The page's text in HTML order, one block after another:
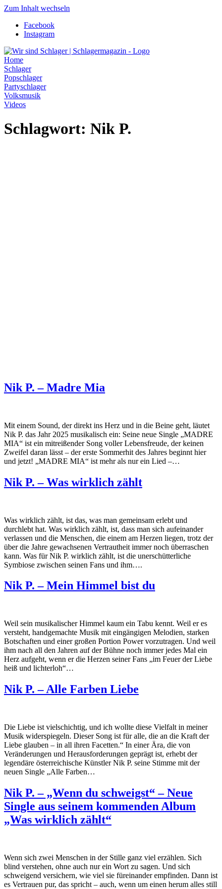
Zum Inhalt wechseln
Facebook
Instagram
Home
Schlager
Popschlager
Partyschlager
Volksmusik
Videos
Schlagwort: Nik P.
Nik P. – Madre Mia
Mit einem Sound, der direkt ins Herz und in die Beine geht, läutet
Nik P. das Jahr 2025 musikalisch ein: Seine neue Single „MADRE
MIA“ ist ein mitreißender Song voller Lebensfreude, der keinen
Zweifel daran lässt – der erste Sommerhit des Jahres beginnt hier
und jetzt! „MADRE MIA“ ist mehr als nur ein Lied –…
Nik P. – Was wirklich zählt
Was wirklich zählt, ist das, was man gemeinsam erlebt und
durchlebt hat. Was wirklich zählt, ist, dass man sich aufeinander
verlassen und die Menschen, die einem am Herzen liegen, trotz der
über die Jahre gewachsenen Vertrautheit immer noch überraschen
kann. Was für Nik P. wirklich zählt, ist die unerschütterliche
Symbiose zwischen seinen Fans und ihm….
Nik P. – Mein Himmel bist du
Weil sein musikalischer Himmel kaum ein Tabu kennt. Weil er es
versteht, handgemachte Musik mit eingängigen Melodien, starken
Botschaften und einer großen Portion Power vorzutragen. Und weil
ihm nach all den Jahren auf der Bühne noch immer jedes Mal ein
Herz aufgeht, wenn er die Herzen seiner Fans „im Feuer der Liebe
heiß und lichterloh“…
Nik P. – Alle Farben Liebe
Die Liebe ist vielschichtig, und ich wollte diese Vielfalt in meiner
Musik widerspiegeln. Dieser Song ist für alle, die an die Kraft der
Liebe glauben – in all ihren Facetten.“ In einer Ära, die von
Veränderungen und Herausforderungen geprägt ist, erhebt der
legendäre österreichische Künstler Nik P. seine Stimme mit der
neuen Single „Alle Farben…
Nik P. – „Wenn du schweigst“ – Neue
Single aus seinem kommenden Album
„Was wirklich zählt“
Wenn sich zwei Menschen in der Stille ganz viel erzählen. Sich
blind verstehen, ohne auch nur ein Wort zu sagen. Und sich
schweigend versichern, wie viel sie füreinander empfinden. Dann ist
es Vertrauen pur, das spricht – auch, wenn um einen herum alles still